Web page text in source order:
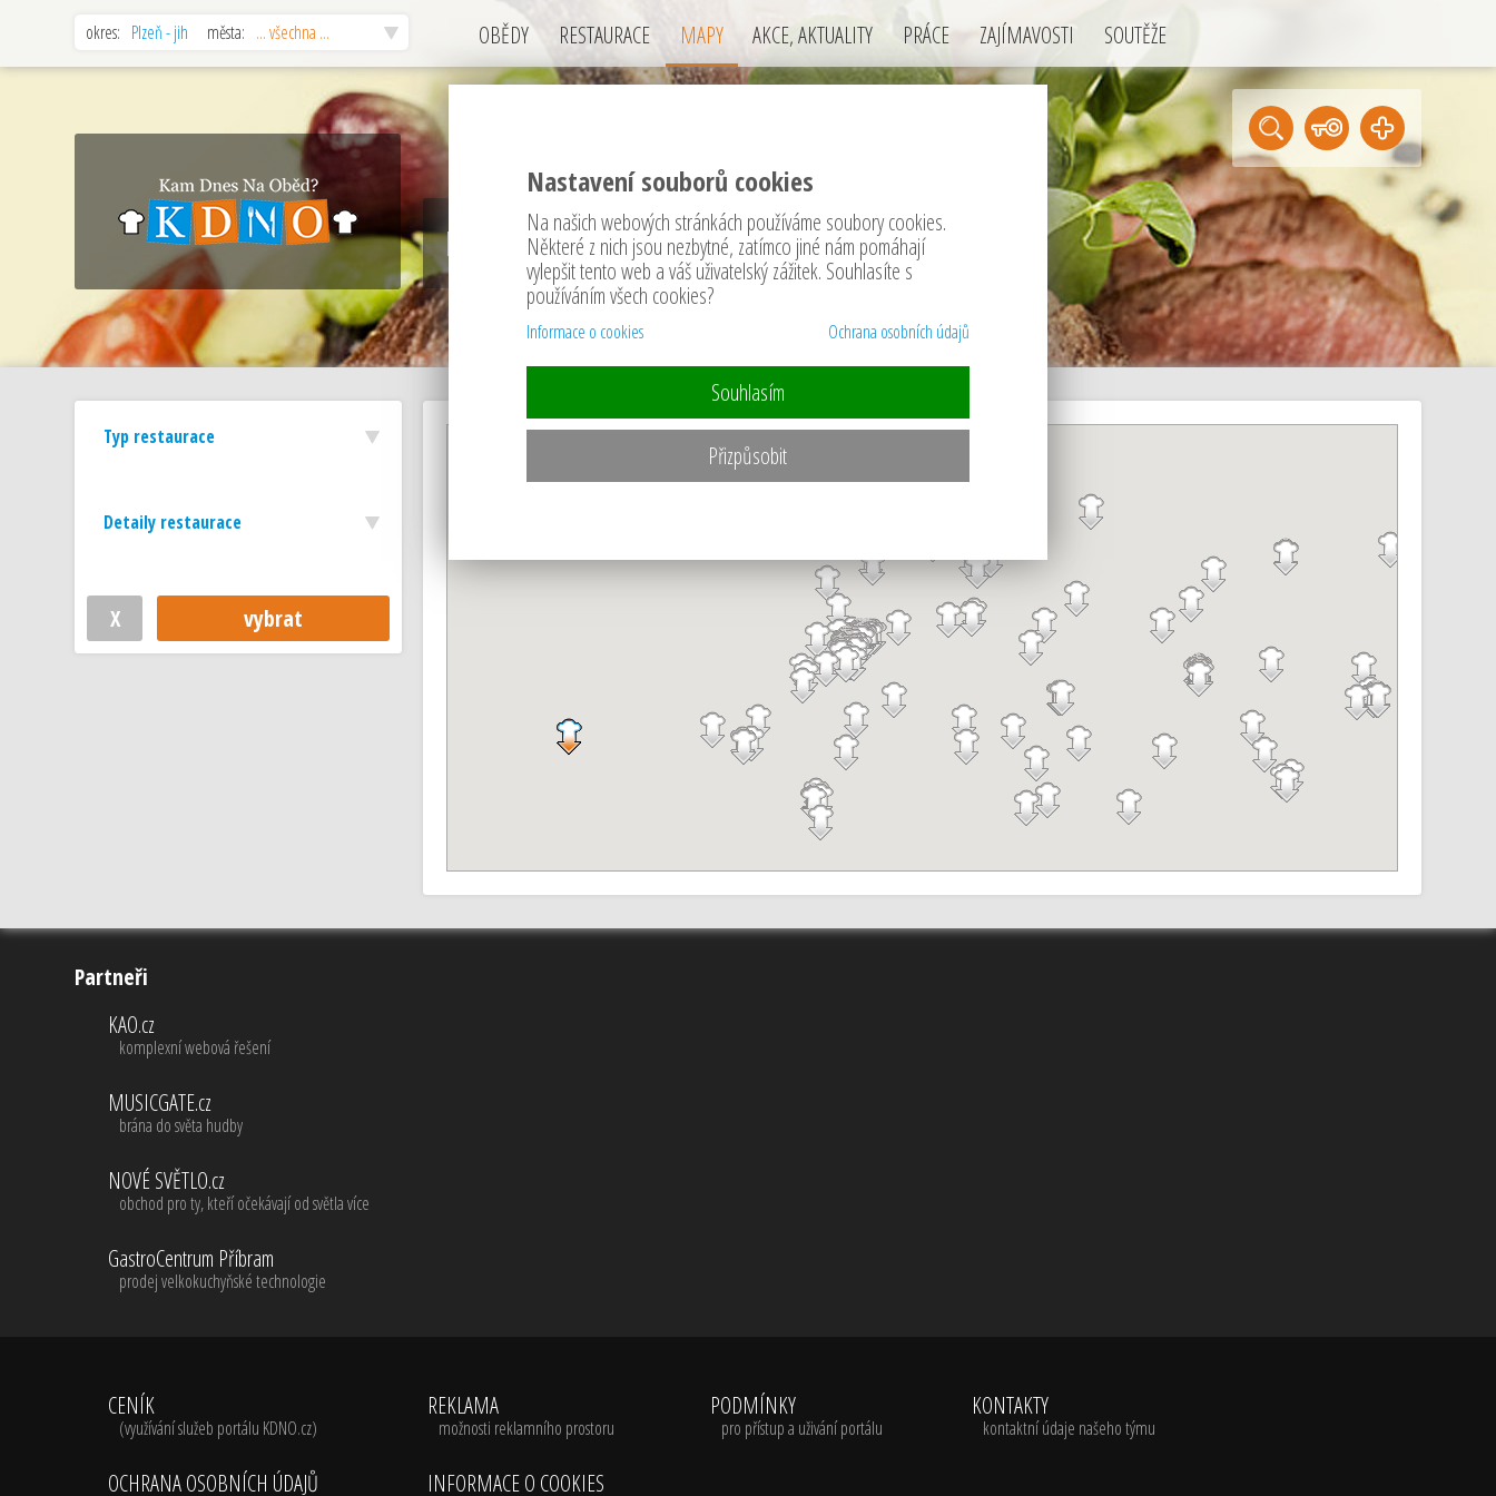
okres: Plzeň - jih města: ... všechna ... OBĚDY RESTAURACE MAPY AKCE, AKTUALITY PRÁCE ZAJÍMAVOSTI SOUTĚŽE
MAPY restaurací v okrese Plzeň - jih
Typ restaurace
Detaily restaurace
Partneři
KAO.cz
komplexní webová řešení
MUSICGATE.cz
brána do světa hudby
NOVÉ SVĚTLO.cz
obchod pro ty, kteří očekávají od světla více
GastroCentrum Příbram
prodej velkokuchyňské technologie
CENÍK
(využívání služeb portálu KDNO.cz)
OCHRANA OSOBNÍCH ÚDAJŮ
REKLAMA
možnosti reklamního prostoru
INFORMACE O COOKIES
PODMÍNKY
pro přístup a uživání portálu
KONTAKTY
kontaktní údaje našeho týmu
Nastavení souborů cookies
Na našich webových stránkách používáme soubory cookies.
Některé z nich jsou nezbytné, zatímco jiné nám pomáhají
vylepšit tento web a váš uživatelský zážitek. Souhlasíte s
používáním všech cookies?
Informace o cookies Ochrana osobních údajů
Souhlasím
Přizpůsobit